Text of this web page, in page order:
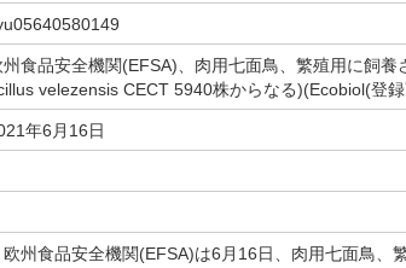
州食品安全機関(EFSA)、肉用七面鳥、繁殖用に飼
velezensis CECT 5940株からなる)(Ecobiol(登
年6月16日
州食品安全機関(EFSA)は6月16日、肉用七面鳥、